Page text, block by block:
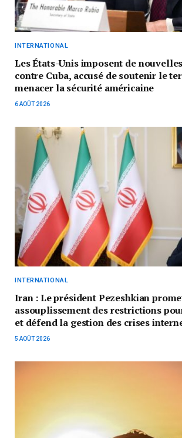
INTERNATIONAL
Les États-Unis imposent de
contre Cuba, accusé de soutenir le
menacer la sécurité américaine
6 AOÛT 2026
INTERNATIONAL
Iran : Le président Pezeshkian
assouplissement des restrictions
et défend la gestion des crises
5 AOÛT 2026